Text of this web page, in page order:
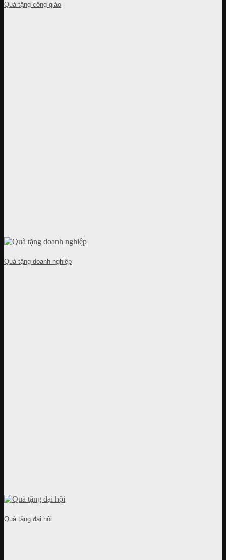
Quà tặng công giáo
Quà tặng doanh nghiệp
Quà tặng đại hội